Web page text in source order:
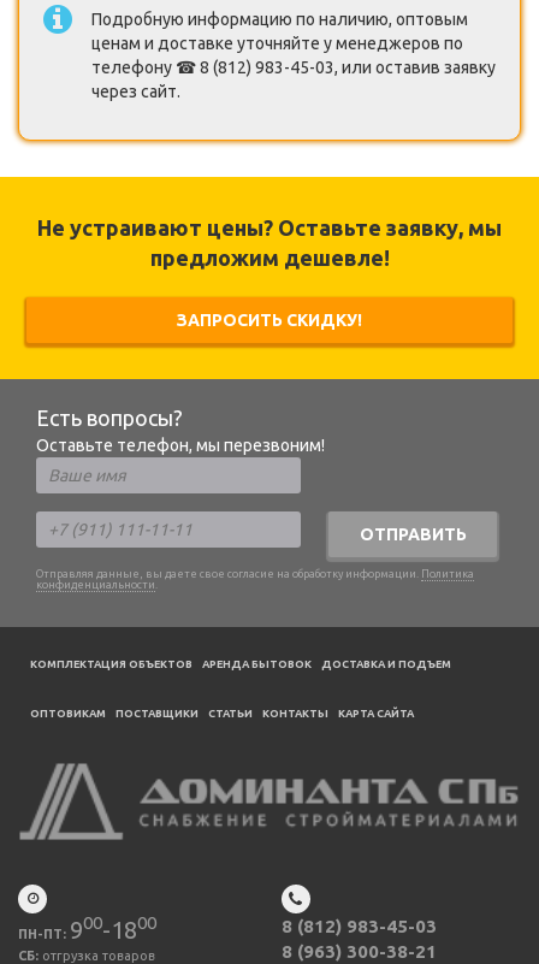
Подробную информацию по наличию, оптовым
ценам и доставке уточняйте у менеджеров по
телефону ☎ 8 (812) 983-45-03, или оставив заявку
через сайт.
Не устраивают цены? Оставьте заявку, мы
предложим дешевле!
ЗАПРОСИТЬ СКИДКУ!
Есть вопросы?
Оставьте телефон, мы перезвоним!
ОТПРАВИТЬ
Отправляя данные, вы даете свое согласие на обработку информации. Политика
конфиденциальности .
КОМПЛЕКТАЦИЯ ОБЪЕКТОВ АРЕНДА БЫТОВОК ДОСТАВКА И ПОДЪЕМ
ОПТОВИКАМ ПОСТАВЩИКИ CТАТЬИ КОНТАКТЫ КАРТА САЙТА
ПН-ПТ: 900-1800
СБ: отгрузка товаров
8 (812) 983-45-03
8 (963) 300-38-21